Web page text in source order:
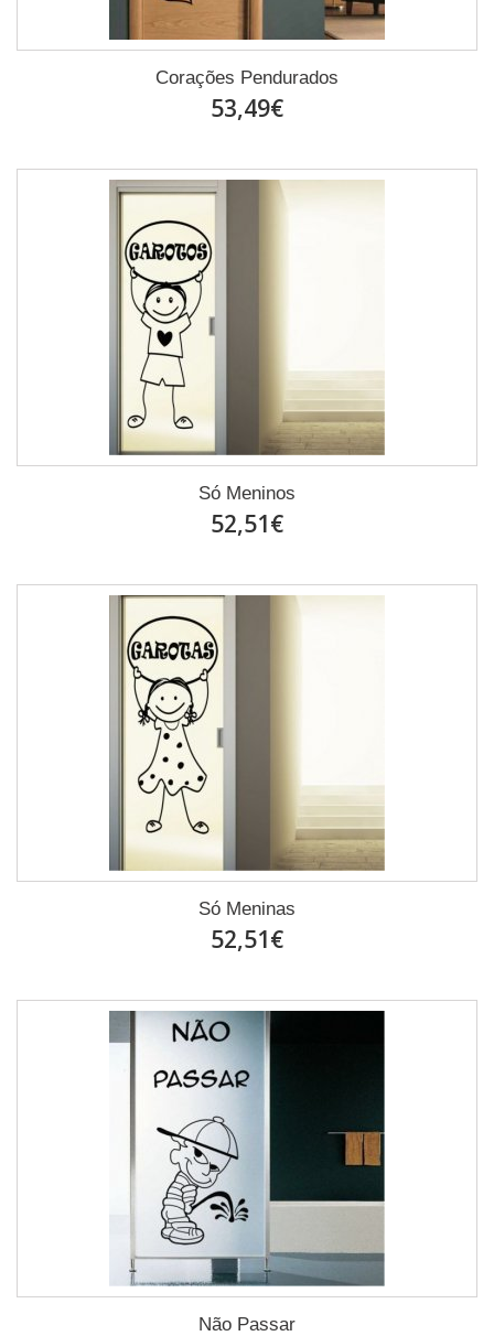
Corações Pendurados
53,49€
Só Meninos
52,51€
Só Meninas
52,51€
Não Passar